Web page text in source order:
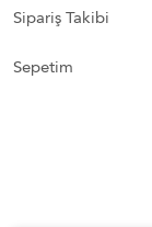
Sipariş Takibi
Sepetim